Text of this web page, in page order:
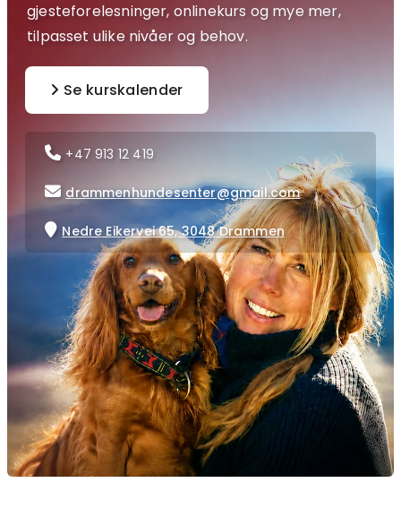
gjesteforelesninger, onlinekurs og mye mer,
tilpasset ulike nivåer og behov.
Se kurskalender
 +47 913 12 419
 drammenhundesenter@gmail.com
 Nedre Eikervei 65, 3048 Drammen